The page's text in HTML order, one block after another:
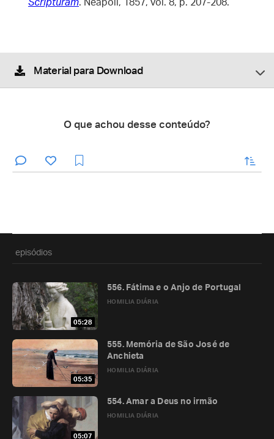
Scripturam. Neapoli, 1857, vol. 8, p. 207-208.
Material para Download
O que achou desse conteúdo?
enviar
episódios
05:28
HOMILIA DIÁRIA
556. Fátima e o Anjo de Portugal
05:35
HOMILIA DIÁRIA
555. Memória de São José de
Anchieta
05:07
HOMILIA DIÁRIA
554. Amar a Deus no irmão